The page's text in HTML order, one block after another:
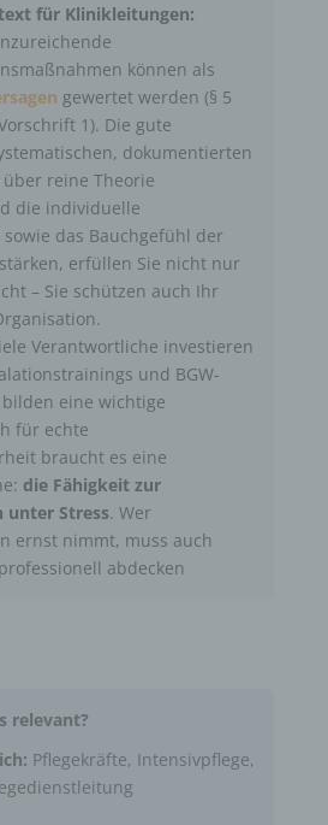
für Klinikleitungen:
können als
gewertet werden (§ 5
1). Die gute
dokumentierten
reine Theorie
die individuelle
das Bauchgefühl der
erfüllen Sie nicht nur
– Sie schützen auch Ihr
Verantwortliche investieren
und BGW-
eine wichtige
für echte
braucht es eine
die Fähigkeit zur
unter Stress. Wer
ernst nimmt, muss auch
abdecken
relevant?
Pflegekräfte, Intensivpflege,